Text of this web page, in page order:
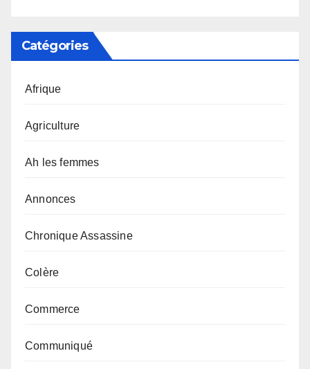
Catégories
Afrique
Agriculture
Ah les femmes
Annonces
Chronique Assassine
Colère
Commerce
Communiqué